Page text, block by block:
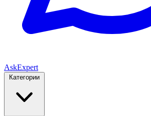
AskExpert
Категории